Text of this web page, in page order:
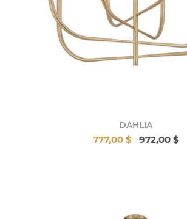
DAHLIA
777,00 $ 972,00 $